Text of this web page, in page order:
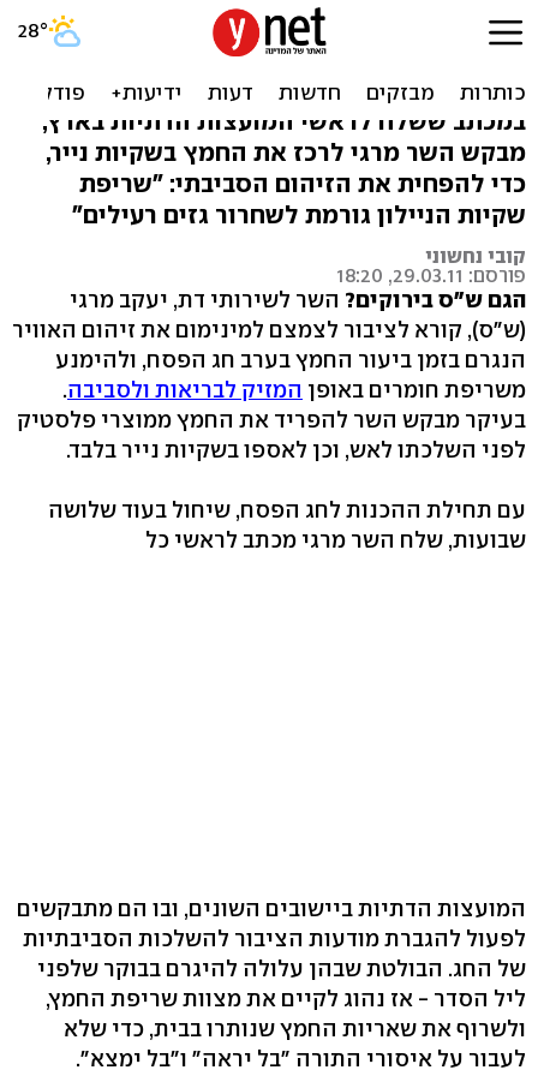
שר דתות ירוק: "לשרוף החמץ
בשקיות נייר"
במכתב ששלח לראשי המועצות הדתיות בארץ,
מבקש השר מרגי לרכז את החמץ בשקיות נייר,
כדי להפחית את הזיהום הסביבתי: "שריפת
שקיות הניילון גורמת לשחרור גזים רעילים"
קובי נחשוני
פורסם: 29.03.11, 18:20
הגם ש"ס בירוקים? השר לשירותי דת, יעקב מרגי
(ש"ס), קורא לציבור לצמצם למינימום את זיהום האוויר
הנגרם בזמן ביעור החמץ בערב חג הפסח, ולהימנע
משריפת חומרים באופן המזיק לבריאות ולסביבה.
בעיקר מבקש השר להפריד את החמץ ממוצרי פלסטיק
לפני השלכתו לאש, וכן לאספו בשקיות נייר בלבד.
עם תחילת ההכנות לחג הפסח, שיחול בעוד שלושה
שבועות, שלח השר מרגי מכתב לראשי כל
המועצות הדתיות ביישובים השונים, ובו הם מתבקשים
לפעול להגברת מודעות הציבור להשלכות הסביבתיות
של החג. הבולטת שבהן עלולה להיגרם בבוקר שלפני
ליל הסדר - אז נהוג לקיים את מצוות שריפת החמץ,
ולשרוף את שאריות החמץ שנותרו בבית, כדי שלא
לעבור על איסורי התורה "בל יראה" ו"בל ימצא".